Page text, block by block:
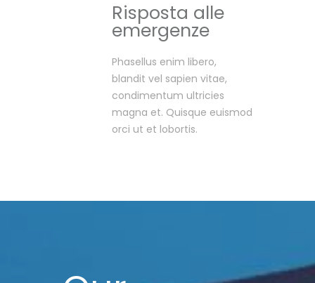
Risposta alle
emergenze
Phasellus enim libero,
blandit vel sapien vitae,
condimentum ultricies
magna et. Quisque euismod
orci ut et lobortis.